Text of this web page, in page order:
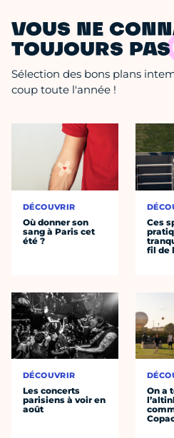
VOUS NE
TOUJOURS
Sélection des bons plans
coup toute l'année !
DÉCOUVRIR
Où donner son
sang à Paris cet
été ?
DÉCOUVRIR
Les concerts
parisiens à voir en
août
Ces
fil de
On a